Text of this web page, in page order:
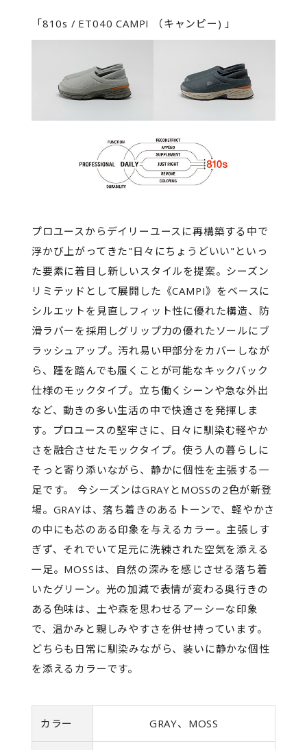
「810s / ET040 CAMPI （キャンピー) 」
プロユースからデイリーユースに再構築する中で
浮かび上がってきた"日々にちょうどいい"といっ
た要素に着目し新しいスタイルを提案。シーズン
リミテッドとして展開した《CAMPI》をベースに
シルエットを見直しフィット性に優れた構造、防
滑ラバーを採用しグリップ力の優れたソールにブ
ラッシュアップ。汚れ易い甲部分をカバーしなが
ら、踵を踏んでも履くことが可能なキックバック
仕様のモックタイプ。立ち働くシーンや急な外出
など、動きの多い生活の中で快適さを発揮しま
す。プロユースの堅牢さに、日々に馴染む軽やか
さを融合させたモックタイプ。使う人の暮らしに
そっと寄り添いながら、静かに個性を主張する一
足です。 今シーズンはGRAYとMOSSの2色が新登
場。GRAYは、落ち着きのあるトーンで、軽やかさ
の中にも芯のある印象を与えるカラー。主張しす
ぎず、それでいて足元に洗練された空気を添える
一足。MOSSは、自然の深みを感じさせる落ち着
いたグリーン。光の加減で表情が変わる奥行きの
ある色味は、土や森を思わせるアーシーな印象
で、温かみと親しみやすさを併せ持っています。
どちらも日常に馴染みながら、装いに静かな個性
を添えるカラーです。
カラー GRAY、MOSS